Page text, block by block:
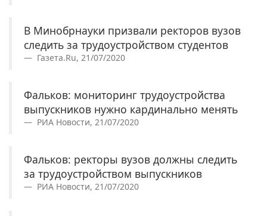
В Минобрнауки призвали ректоров вузов
следить за трудоустройством студентов
Газета.Ru, 21/07/2020
Фальков: мониторинг трудоустройства
выпускников нужно кардинально менять
РИА Новости, 21/07/2020
Фальков: ректоры вузов должны следить
за трудоустройством выпускников
РИА Новости, 21/07/2020